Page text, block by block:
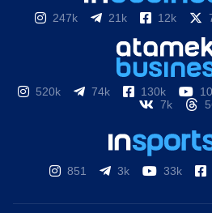
247k 21k 12k
520k 74k 130k
7k
851 3k 33k